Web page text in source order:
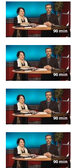
90 min
90 min
90 min
90 min